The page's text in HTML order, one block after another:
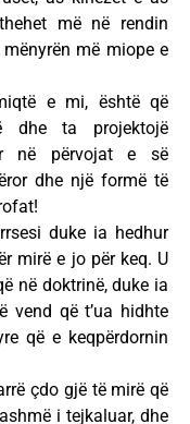
më në rendin
më miope e
e mi, është që
dhe ta projektojë
në përvojat e së
dhe një formë të
duke ia hedhur
mirë e jo për keq. U
në doktrinë, duke ia
vend që t’ua hidhte
që e keqpërdornin
çdo gjë të mirë që
i tejkaluar, dhe